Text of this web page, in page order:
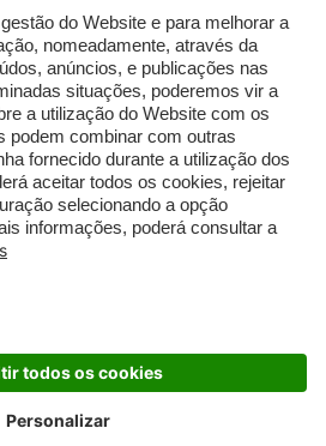
Perfumes árabes
Novidades
Melhores Perfumes
Femininos
TOP 10: Perfumes
Masculinos
Pestanas Postiças
Creme Rosto Homem
Embalagens Sustentáveis